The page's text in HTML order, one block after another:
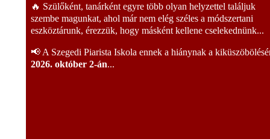
🔥 Szülőként, tanárként egyre több olyan helyzettel találjuk
szembe magunkat, ahol már nem elég széles a módszertani
eszköztárunk, érezzük, hogy másként kellene cselekednünk...
📢 A Szegedi Piarista Iskola ennek a hiánynak a
2026. október 2-án...